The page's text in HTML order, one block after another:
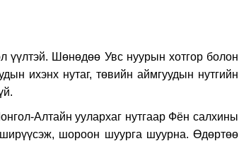
үүлтэй. Шөнөдөө Увс нуурын хотгор болон
ихэнх нутаг, төвийн аймгуудын нутгийн
Алтайн уулархаг нутгаар Фён салхины
шороон шуурга шуурна. Өдөртөө